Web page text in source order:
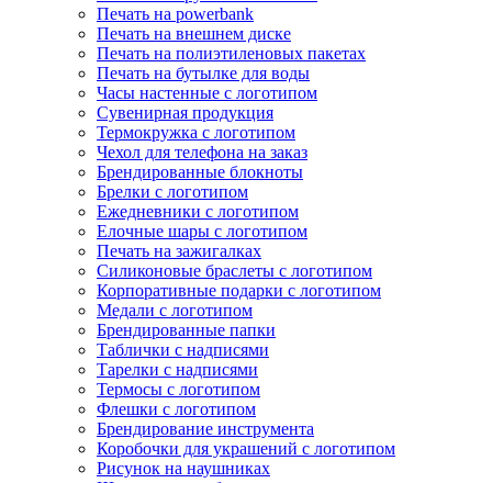
Печать на powerbank
Печать на внешнем диске
Печать на полиэтиленовых пакетах
Печать на бутылке для воды
Часы настенные с логотипом
Сувенирная продукция
Термокружка с логотипом
Чехол для телефона на заказ
Брендированные блокноты
Брелки с логотипом
Ежедневники с логотипом
Елочные шары с логотипом
Печать на зажигалках
Силиконовые браслеты с логотипом
Корпоративные подарки с логотипом
Медали с логотипом
Брендированные папки
Таблички с надписями
Тарелки с надписями
Термосы с логотипом
Флешки с логотипом
Брендирование инструмента
Коробочки для украшений с логотипом
Рисунок на наушниках